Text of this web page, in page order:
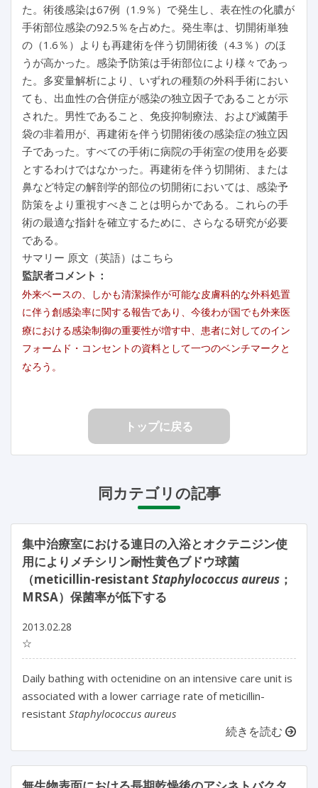
た。術後感染は67例（1.9％）で発生し、表在性の化膿が
手術部位感染の92.5％を占めた。発生率は、切開術単独
の（1.6％）よりも再建術を伴う切開術後（4.3％）のほ
うが高かった。感染予防策は手術部位により様々であっ
た。多変量解析により、いずれの種類の外科手術におい
ても、出血性の合併症が感染の独立因子であることが示
された。男性であること、免疫抑制療法、および滅菌手
袋の非着用が、再建術を伴う切開術後の感染症の独立因
子であった。すべての手術に病院の手術室の使用を必要
とするわけではなかった。再建術を伴う切開術、または
鼻など特定の解剖学的部位の切開術においては、感染予
防策をより重視すべきことは明らかである。これらの手
術の最適な指針を確立するために、さらなる研究が必要
である。
サマリー 原文（英語）はこちら
監訳者コメント：
外来ベースの、しかも清潔操作が可能な皮膚科的な外科処置
に伴う創感染率に関する報告であり、今後わが国でも外来医
療における感染制御の重要性が増す中、患者に対してのイン
フォームド・コンセントの資料として一つのベンチマークと
なろう。
トップに戻る
同カテゴリの記事
集中治療室における連日の入浴とオクテニジン使
用によりメチシリン耐性黄色ブドウ球菌
（meticillin-resistant Staphylococcus aureus ；
MRSA）保菌率が低下する
2013.02.28
☆
Daily bathing with octenidine on an intensive care unit is
associated with a lower carriage rate of meticillin-
resistant Staphylococcus aureus
続きを読む